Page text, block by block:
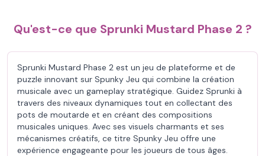
Qu'est-ce que Sprunki Mustard Phase 2 ?
Sprunki Mustard Phase 2 est un jeu de plateforme et de
puzzle innovant sur Spunky Jeu qui combine la création
musicale avec un gameplay stratégique. Guidez Sprunki à
travers des niveaux dynamiques tout en collectant des
pots de moutarde et en créant des compositions
musicales uniques. Avec ses visuels charmants et ses
mécanismes créatifs, ce titre Spunky Jeu offre une
expérience engageante pour les joueurs de tous âges.